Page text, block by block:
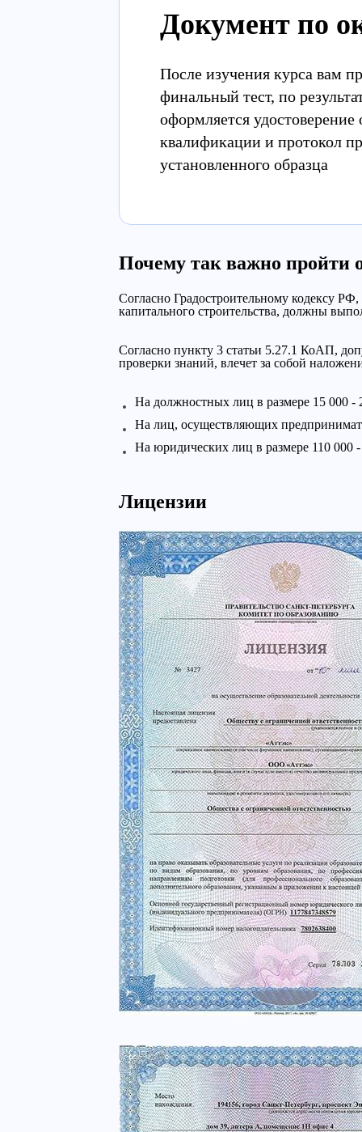
Документ по
После изучения курса вам
финальный тест, по
оформляется
квалификации и протокол
установленного образца
Почему так важно пройти
Согласно Градостроительному кодексу
капитального строительства, должны
Согласно пункту 3 статьи 5.27.1 КоАП,
проверки знаний, влечет за собой
На должностных лиц в размере 15 000 -
На лиц, осуществляющих
На юридических лиц в размере 110 000
Лицензии